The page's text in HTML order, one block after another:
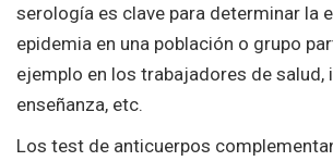
serología es clave para determinar la
epidemia en una población o grupo
ejemplo en los trabajadores de salud,
enseñanza, etc.
Los test de anticuerpos